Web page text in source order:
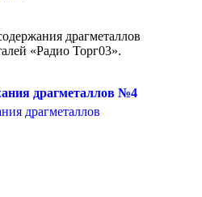
драгметаллов
«Радио Торг03».
драгметаллов №4
драгметаллов